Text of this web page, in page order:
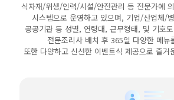
식자재/위생/인력/시설/안전관리 등 전문가에
시스템으로 운영하고 있으며, 기업/산업체/
공공기관 등 성별, 연령대, 근무형태, 및 기호
전문조리사 배치 후 365일 다양한 메뉴
또한 다양하고 신선한 이벤트식 제공으로 즐거